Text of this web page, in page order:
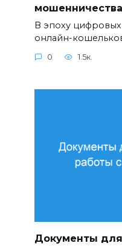
мошенничества
В эпоху
онлайн-
0 1.5к.
Документы